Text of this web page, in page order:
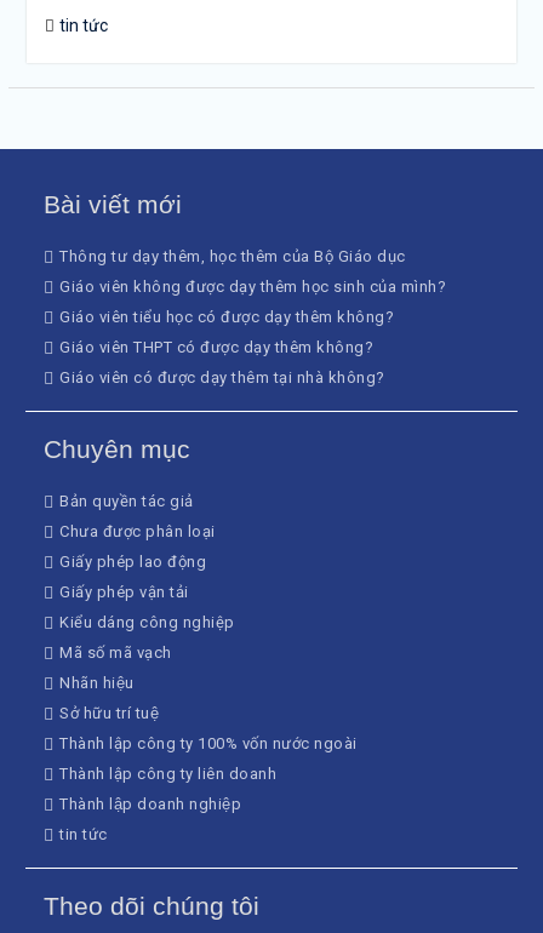
tin tức
Bài viết mới
Thông tư dạy thêm, học thêm của Bộ Giáo dục
Giáo viên không được dạy thêm học sinh của mình?
Giáo viên tiểu học có được dạy thêm không?
Giáo viên THPT có được dạy thêm không?
Giáo viên có được dạy thêm tại nhà không?
Chuyên mục
Bản quyền tác giả
Chưa được phân loại
Giấy phép lao động
Giấy phép vận tải
Kiểu dáng công nghiệp
Mã số mã vạch
Nhãn hiệu
Sở hữu trí tuệ
Thành lập công ty 100% vốn nước ngoài
Thành lập công ty liên doanh
Thành lập doanh nghiệp
tin tức
Theo dõi chúng tôi